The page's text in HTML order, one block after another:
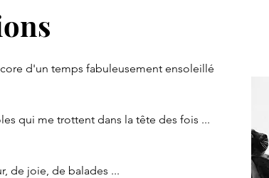
d'un temps fabuleusement ensoleillé
qui me trottent dans la tête des fois ...
de joie, de balades ...